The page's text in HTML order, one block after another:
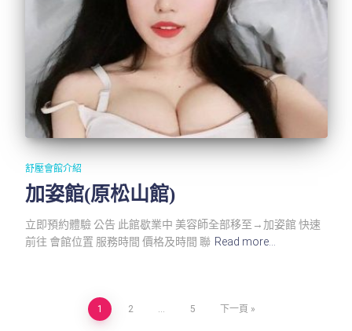
舒壓會館介紹
加姿館(原松山館)
立即預約體驗 公告 此館歇業中 美容師全部移至→加姿館 快速
前往 會館位置 服務時間 價格及時間 聯 Read more…
1 2 ... 5 下一頁